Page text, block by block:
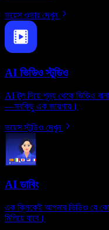
ভয়েস ওভার দেখুন
AI ভিডিও স্টুডিও
AI টুল দিয়ে শূন্য থেকে ভিডিও
—সবকিছু এক জায়গায়।
ভয়েস স্টুডিও দেখুন
AI ডাবিং
এক ক্লিকেই আপনার ভিডিও যে
মিলিয়ে যাবে।